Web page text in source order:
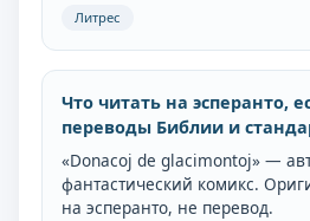
Литрес
Что читать на эсперанто,
переводы Библии и
«Donacoj de glacimontoj» —
фантастический комикс.
на эсперанто, не перевод.